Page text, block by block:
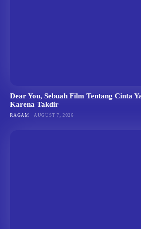
Dear You, Sebuah Film Tentang Cinta
Karena Takdir
RAGAM AUGUST 7, 2026